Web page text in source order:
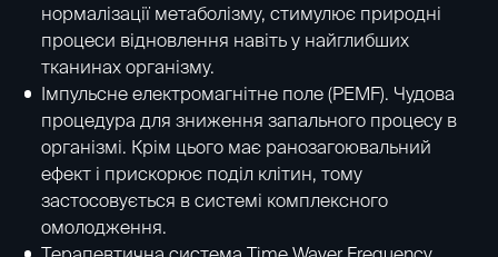
нормалізації метаболізму, стимулює природні
процеси відновлення навіть у найглибших
тканинах організму.
Імпульсне електромагнітне поле (PEMF). Чудова
процедура для зниження запального процесу в
організмі. Крім цього має ранозагоювальний
ефект і прискорює поділ клітин, тому
застосовується в системі комплексного
омолодження.